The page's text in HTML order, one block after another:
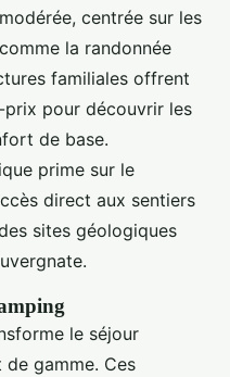
centrée sur les
la randonnée
familiales offrent
pour découvrir les
de base.
prime sur le
direct aux sentiers
sites géologiques
le séjour
gamme. Ces